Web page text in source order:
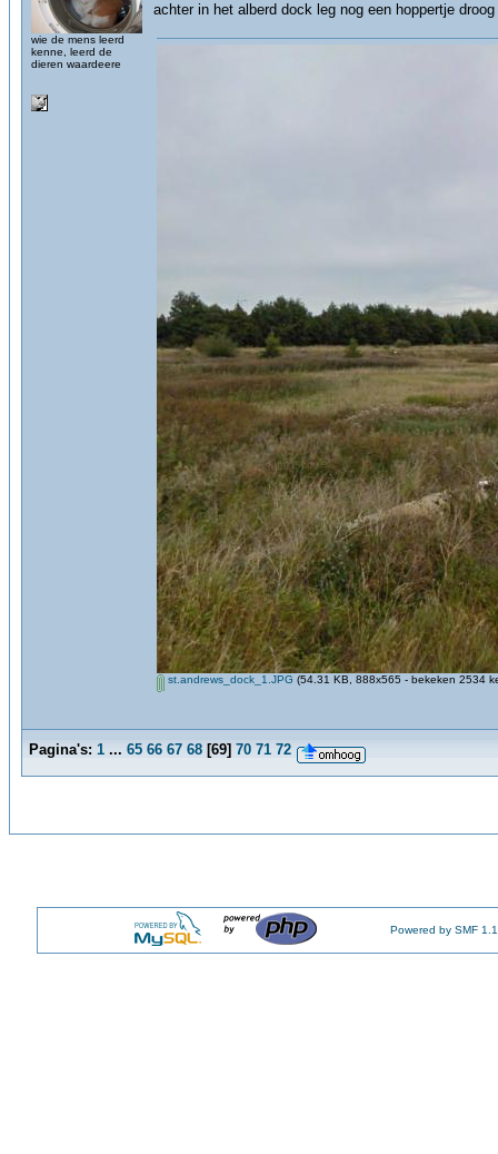
wie de mens leerd
kenne, leerd de
dieren waardeere
achter in het alberd dock leg nog een hoppertje
st.andrews_dock_1.JPG (54.31 KB, 888x565 - bekeken 2534
Pagina's: 1 ... 65 66 67 68 [69] 70 71 72
Powered by SMF